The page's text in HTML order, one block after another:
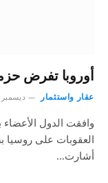
أوروبا تفرض
عقار واستثمار ديسمبر 15, 2023
وافقت الدول الأعضاء
العقوبات على روسيا
أشارت…